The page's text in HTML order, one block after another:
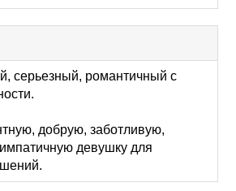
серьезный, романтичный c
добрую, заботливую,
девушку для